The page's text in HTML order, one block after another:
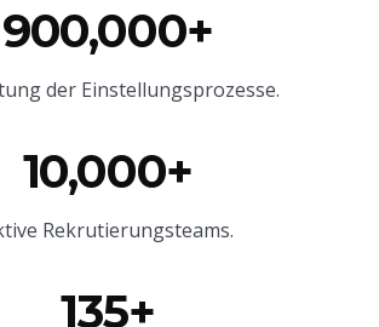
900,000+
der Einstellungsprozesse.
10,000+
Rekrutierungsteams.
135+